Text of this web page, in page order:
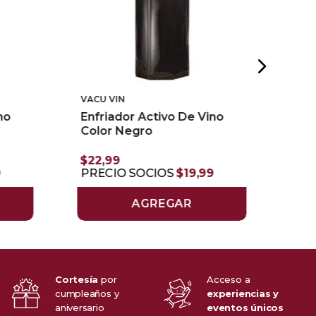
VACU VIN
Enfriador Activo De Vino
Color Negro
$22,99
PRECIO SOCIOS$19,99
AGREGAR
Cortesía por
cumpleaños y
aniversario
Acceso a
experiencias y
eventos únicos